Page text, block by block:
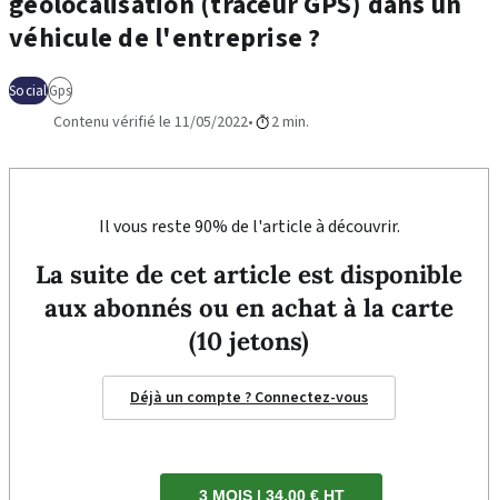
véhicule de l'entreprise ?
SocialGps
Contenu vérifié le 11/05/2022 2 min.
Il vous reste 90% de l'article à découvrir.
La suite de cet article est disponible
aux abonnés ou en achat à la carte
(10 jetons)
Déjà un compte ? Connectez-vous
3 MOIS | 34,00 € HT